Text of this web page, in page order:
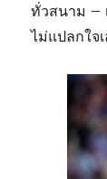
ทั่วสนาม –
ไม่แปลกใจ